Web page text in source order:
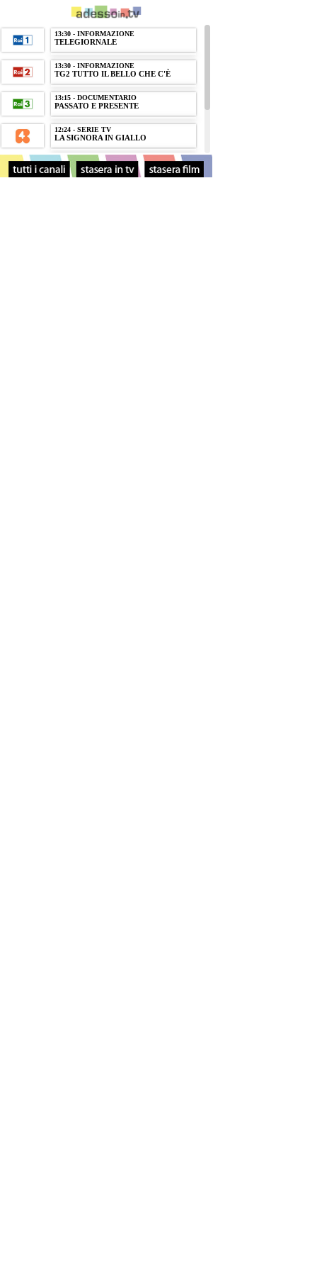
13:30 - INFORMAZIONE
TELEGIORNALE
13:30 - INFORMAZIONE
TG2 TUTTO IL BELLO CHE C'È
13:15 - DOCUMENTARIO
PASSATO E PRESENTE
12:24 - SERIE TV
LA SIGNORA IN GIALLO
12:58 - INFORMAZIONE
TG5